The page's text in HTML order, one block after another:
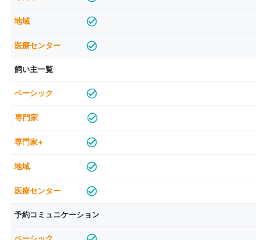
飼い主一覧
予約コミュニケーション